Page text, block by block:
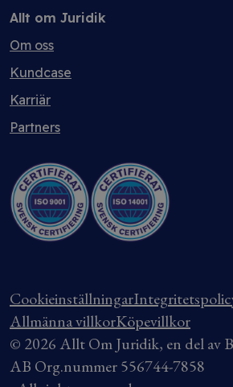
Allt om Juridik
Om oss
Kundcase
Karriär
Partners
Cookieinställningar
Allmänna villkorKöpevillkor
© 2026 Allt Om Juridik, en del av
AB Org.nummer 556744-7858